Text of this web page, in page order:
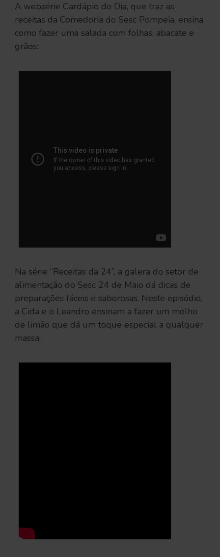
A websérie Cardápio do Dia, que traz as
receitas da Comedoria do Sesc Pompeia, ensina
como fazer uma salada com folhas, abacate e
grãos:
Na série “Receitas da 24”, a galera do setor de
alimentação do Sesc 24 de Maio dá dicas de
preparações fáceis e saborosas. Neste episódio,
a Cida e o Leandro ensinam a fazer um molho
de limão que dá um toque especial a qualquer
massa: